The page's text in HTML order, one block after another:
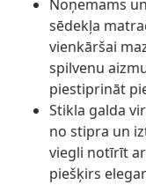
Noņemams
sēdekļa
vienkāršai
spilvenu
piestiprināt
Stikla galda
no stipra un
viegli notīrīt
piešķirs